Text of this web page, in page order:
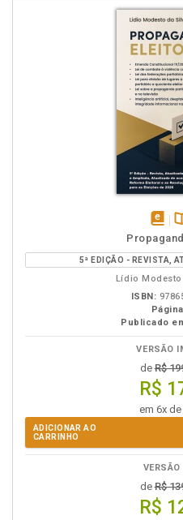
em
eBook
5ª EDIÇÃO - REVISTA,
Lídio
ISBN:
Publicado
VERSÃO
deR$
R$
em 6x
ADICIONAR AO
CARRINHO
deR$
R$